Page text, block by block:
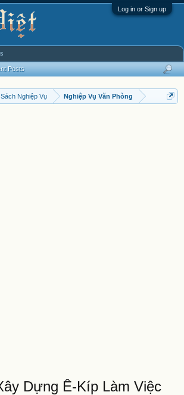
Log in or Sign up
Nghiệp Vụ Nghiệp Vụ Văn Phòng
Dựng Ê-Kíp Làm Việc
Posts